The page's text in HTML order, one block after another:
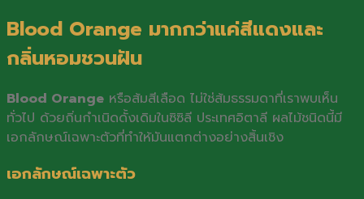
Blood Orange มากกว่าแค่สีแดงและ
กลิ่นหอมชวนฝัน
Blood Orange หรือส้มสีเลือด ไม่ใช่ส้มธรรมดาที่เราพบเห็น
ทั่วไป ด้วยถิ่นกำเนิดดั้งเดิมในซิซิลี ประเทศอิตาลี ผลไม้ชนิดนี้มี
เอกลักษณ์เฉพาะตัวที่ทำให้มันแตกต่างอย่างสิ้นเชิง
เอกลักษณ์เฉพาะตัว